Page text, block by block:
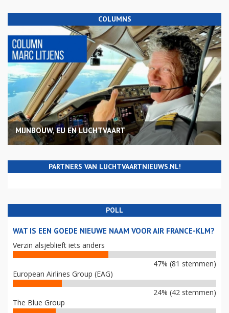
COLUMNS
MIJNBOUW, EU EN LUCHTVAART
PARTNERS VAN LUCHTVAARTNIEUWS.NL!
POLL
WAT IS EEN GOEDE NIEUWE NAAM VOOR AIR FRANCE-KLM?
Verzin alsjeblieft iets anders
47% (81 stemmen)
European Airlines Group (EAG)
24% (42 stemmen)
The Blue Group